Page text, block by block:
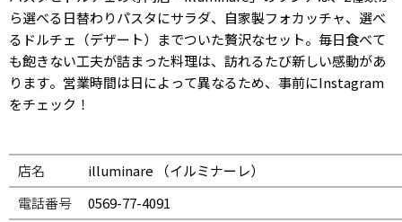
ら選べる日替わりパスタにサラダ、自家製フォカッチャ、選べ
るドルチェ（デザート）までついた贅沢なセット。毎日食べて
も飽きない工夫が詰まった料理は、訪れるたび新しい感動があ
ります。営業時間は日によって異なるため、事前にInstagram
をチェック！
店名
illuminare （イルミナーレ）
電話番号
0569-77-4091